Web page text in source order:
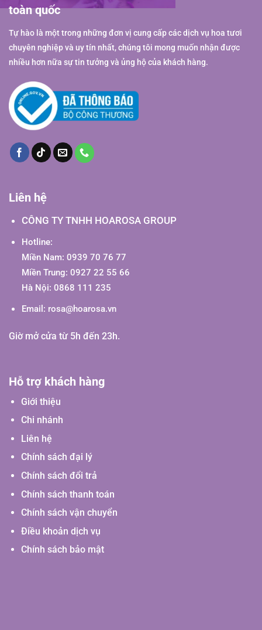
toàn quốc
Tự hào là một trong những đơn vị cung cấp các dịch vụ hoa tươi
chuyên nghiệp và uy tín nhất, chúng tôi mong muốn nhận được
nhiều hơn nữa sự tin tưởng và ủng hộ của khách hàng.
Liên hệ
CÔNG TY TNHH HOAROSA GROUP
Hotline:
Miền Nam: 0939 70 76 77
Miền Trung: 0927 22 55 66
Hà Nội: 0868 111 235
Email: rosa@hoarosa.vn
Giờ mở cửa từ 5h đến 23h.
Hỗ trợ khách hàng
Giới thiệu
Chi nhánh
Liên hệ
Chính sách đại lý
Chính sách đổi trả
Chính sách thanh toán
Chính sách vận chuyển
Điều khoản dịch vụ
Chính sách bảo mật